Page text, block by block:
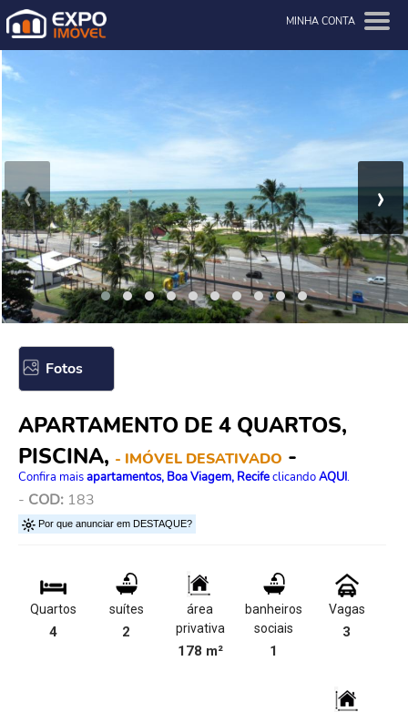
MINHA CONTA
‹ ›
Fotos
APARTAMENTO DE 4 QUARTOS,
PISCINA, - IMÓVEL DESATIVADO -
Confira maisapartamentos, Boa Viagem, RecifeclicandoAQUI.
- COD: 183
Por que anunciar em DESTAQUE?
Quartos
4
suítes
2
área
privativa
178 m²
banheiros
sociais
1
Vagas
3